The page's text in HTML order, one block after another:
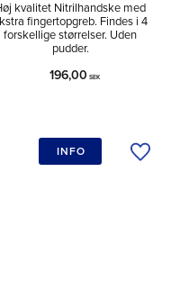
kvalitet Nitrilhandske med
fingertopgreb. Findes i 4
forskellige størrelser. Uden
pudder.
196,00 SEK
INFO